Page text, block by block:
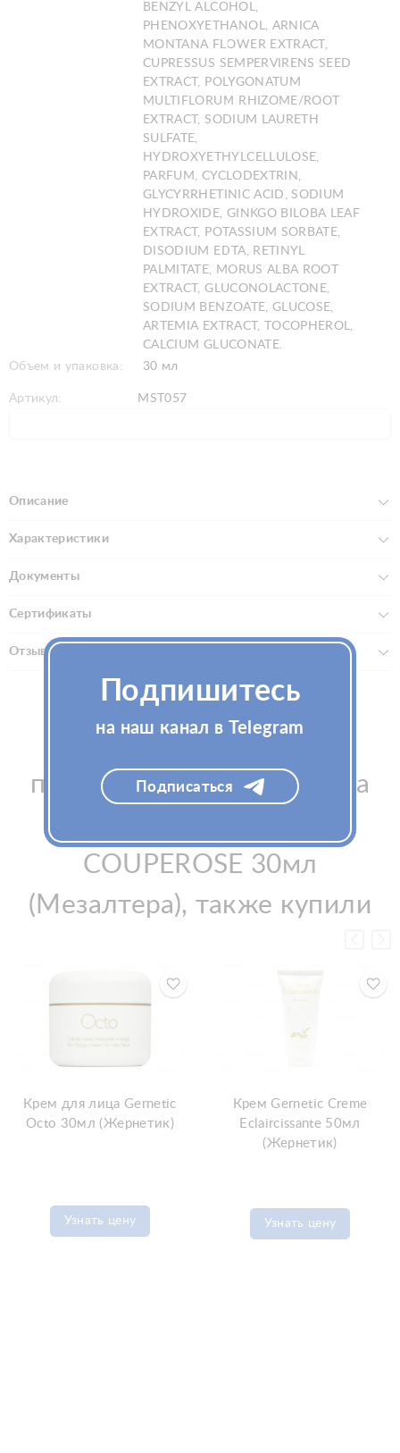
BENZYL ALCOHOL,
PHENOXYETHANOL, ARNICA
MONTANA FLOWER EXTRACT,
CUPRESSUS SEMPERVIRENS SEED
EXTRACT, POLYGONATUM
MULTIFLORUM RHIZOME/ROOT
EXTRACT, SODIUM LAURETH
SULFATE,
HYDROXYETHYLCELLULOSE,
PARFUM, CYCLODEXTRIN,
GLYCYRRHETINIC ACID, SODIUM
HYDROXIDE, GINKGO BILOBA LEAF
EXTRACT, POTASSIUM SORBATE,
DISODIUM EDTA, RETINYL
PALMITATE, MORUS ALBA ROOT
EXTRACT, GLUCONOLACTONE,
SODIUM BENZOATE, GLUCOSE,
ARTEMIA EXTRACT, TOCOPHEROL,
CALCIUM GLUCONATE.
Объем и упаковка:
30 мл
Артикул: MST057
Описание
Характеристики
Документы
Сертификаты
Отзывы (0)
Покупатели, которые
приобрели Крем для лица
Mesaltera Keladerm ANTI
COUPEROSE 30мл
(Мезалтера), также купили
Крем для лица Gernetic
Octo 30мл (Жернетик)
Узнать цену
Крем Gernetic Creme
Eclaircissante 50мл
(Жернетик)
Узнать цену
Подпишитесь
на наш канал в Telegram
Подписаться